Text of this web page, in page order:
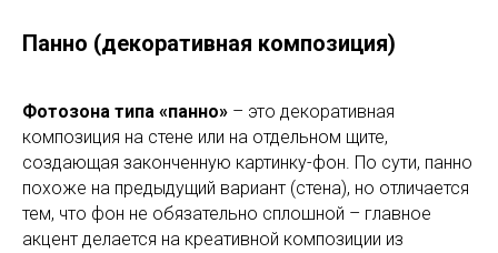
Панно (декоративная композиция)
Фотозона типа «панно» – это декоративная
композиция на стене или на отдельном щите,
создающая законченную картинку-фон. По сути, панно
похоже на предыдущий вариант (стена), но отличается
тем, что фон не обязательно сплошной – главное
акцент делается на креативной композиции из